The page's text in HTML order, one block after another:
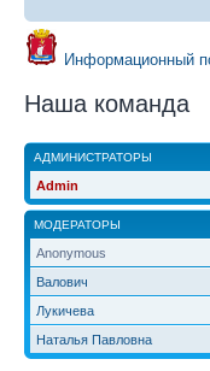
Информационный
Наша команда
АДМИНИСТРАТОРЫ
Admin
МОДЕРАТОРЫ
Anonymous
Валович
Лукичева
Наталья Павловна